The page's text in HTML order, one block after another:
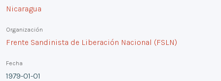
Nicaragua
Organización
Frente Sandinista de Liberación Nacional (FSLN)
Fecha
1979-01-01